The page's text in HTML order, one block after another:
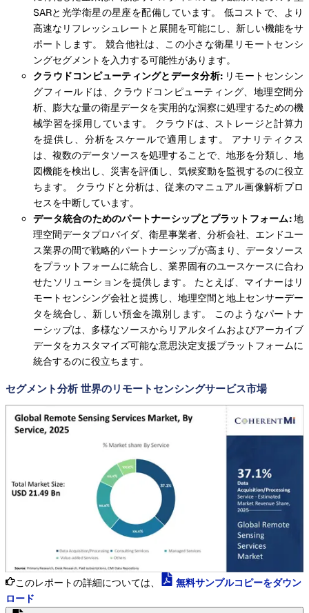
SARと光学衛星の星座を配備しています。 低コストで、より
高速なリフレッシュレートと展開を可能にし、新しい機能をサ
ポートします。 競合他社は、この小さな衛星リモートセンシ
ングセグメントを入力する可能性があります。
クラウドコンピューティングとデータ分析: リモートセンシン
グフィールドは、クラウドコンピューティング、地理空間分
析、膨大な量の衛星データを実用的な洞察に処理するための機
械学習を採用しています。 クラウドは、ストレージと計算力
を提供し、分析をスケールで適用します。 アナリティクス
は、複数のデータソースを処理することで、地形を分類し、地
図機能を検出し、災害を評価し、気候変動を監視するのに役立
ちます。 クラウドと分析は、従来のマニュアル画像解析プロ
セスを中断しています。
データ統合のためのパートナーシップとプラットフォーム:地
理空間データプロバイダ、衛星事業者、分析会社、エンドユー
ス業界の間で戦略的パートナーシップが高まり、データソース
をプラットフォームに統合し、業界固有のユースケースに合わ
せたソリューションを提供します。 たとえば、マイナーはリ
モートセンシング会社と提携し、地理空間と地上センサーデー
タを統合し、新しい預金を識別します。 このようなパートナ
ーシップは、多様なソースからリアルタイムおよびアーカイブ
データをカスタマイズ可能な意思決定支援プラットフォームに
統合するのに役立ちます。
セグメント分析 世界のリモートセンシングサービス市場
このレポートの詳細については、
無料サンプルコピーをダウン
ロード